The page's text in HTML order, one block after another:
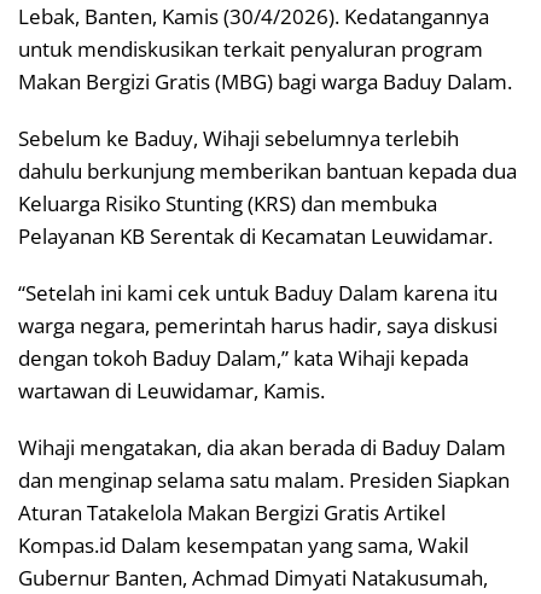
Lebak, Banten, Kamis (30/4/2026). Kedatangannya
untuk mendiskusikan terkait penyaluran program
Makan Bergizi Gratis (MBG) bagi warga Baduy Dalam.
Sebelum ke Baduy, Wihaji sebelumnya terlebih
dahulu berkunjung memberikan bantuan kepada dua
Keluarga Risiko Stunting (KRS) dan membuka
Pelayanan KB Serentak di Kecamatan Leuwidamar.
“Setelah ini kami cek untuk Baduy Dalam karena itu
warga negara, pemerintah harus hadir, saya diskusi
dengan tokoh Baduy Dalam,” kata Wihaji kepada
wartawan di Leuwidamar, Kamis.
Wihaji mengatakan, dia akan berada di Baduy Dalam
dan menginap selama satu malam. Presiden Siapkan
Aturan Tatakelola Makan Bergizi Gratis Artikel
Kompas.id Dalam kesempatan yang sama, Wakil
Gubernur Banten, Achmad Dimyati Natakusumah,